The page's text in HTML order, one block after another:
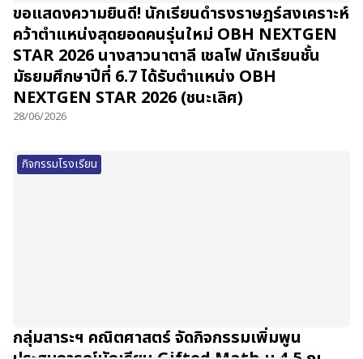
ขอแสดงความยินดี! นักเรียนดำรงราษฎร์สงเคราะห์
คว้าตำแหน่งสุดยอดคนรุ่นใหม่ OBH NEXTGEN
STAR 2026 นางสาวนาตาลี เชลโฟ นักเรียนชั้น
มัธยมศึกษาปีที่ 6.7 ได้รับตำแหน่ง OBH
NEXTGEN STAR 2026 (ชนะเลิศ)
28/06/2026
กิจกรรมโรงเรียน
กลุ่มสาระฯ คณิตศาสตร์ จัดกิจกรรมเพิ่มพูน